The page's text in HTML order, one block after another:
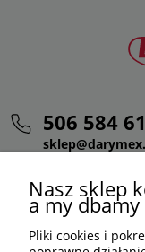
506 584
Nasz sklep
a my
Pliki cookies i